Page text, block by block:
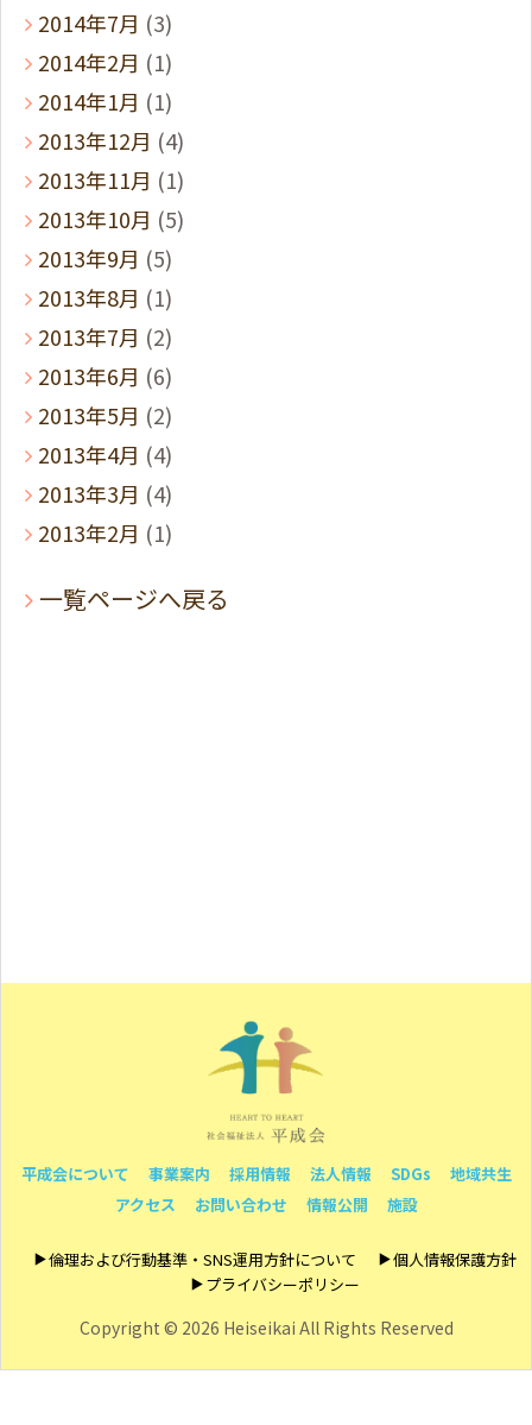
2014年7月 (3)
2014年2月 (1)
2014年1月 (1)
2013年12月 (4)
2013年11月 (1)
2013年10月 (5)
2013年9月 (5)
2013年8月 (1)
2013年7月 (2)
2013年6月 (6)
2013年5月 (2)
2013年4月 (4)
2013年3月 (4)
2013年2月 (1)
一覧ページへ戻る
平成会について 事業案内 採用情報 法人情報 SDGs
地域共生
アクセス
お問い合わせ 情報公開 施設
倫理および行動基準・SNS運用方針について
個人情報保護方針
プライバシーポリシー
Copyright © 2026 Heiseikai All Rights Reserved